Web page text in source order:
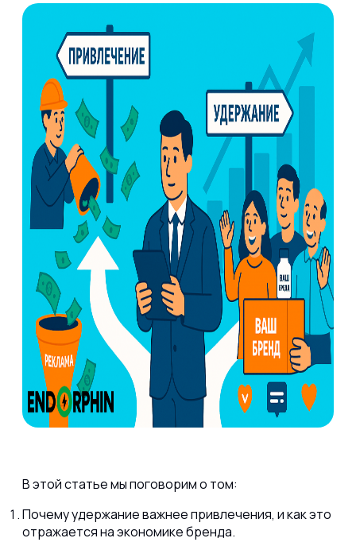
В этой статье мы поговорим о том:
Почему удержание важнее привлечения, и как это
отражается на экономике бренда.